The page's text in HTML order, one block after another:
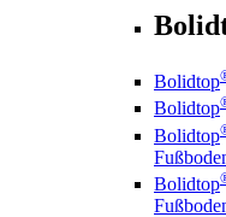
Bolidtop
Bolidtop
Bolidtop
Bolidtop